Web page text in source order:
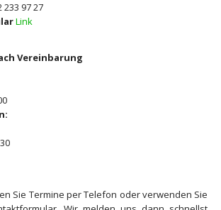
233 97 27
Link
Vereinbarung
Sie Termine per Telefon oder verwenden Sie